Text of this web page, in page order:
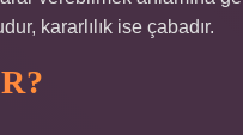
kararlılık ise çabadır.